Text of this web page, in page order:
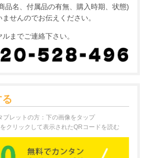
品名、付属品の有無、購入時期、状態)
せんのでお伝えください。
までご連絡下さい。
ブレットの方：下の画像をタップ
クリックして表示されたQRコードを読む